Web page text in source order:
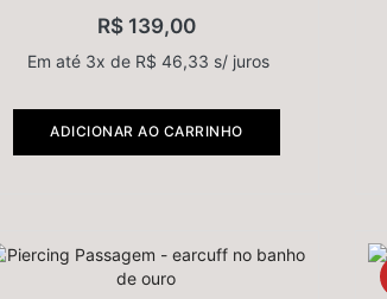
R$139,00
Em até 3x de R$ 46,33 s/ juros
ADICIONAR AO CARRINHO